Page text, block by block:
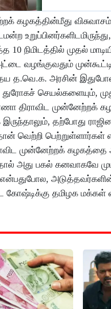
கழகத்தின்மீது
10 நிமிடத்தில் முதல்
வழங்குவதும்
த.வெ.க. அரசின்
செயல்களையும்,
திராவிட முன்னேற்றக்
தற்போது
வெற்றி
முன்னேற்றக் கழகத்தை
அது பகல் கனவாகவே
கோஷ்டிக்கு தமிழக